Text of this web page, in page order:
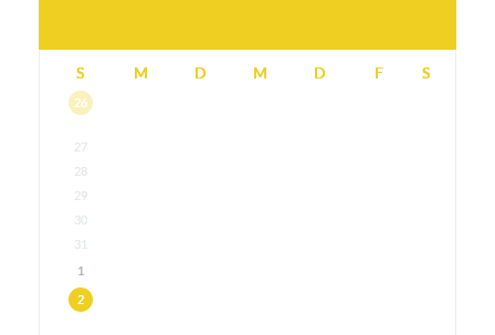
S M D M D F S
26
27
28
29
30
31
1
2